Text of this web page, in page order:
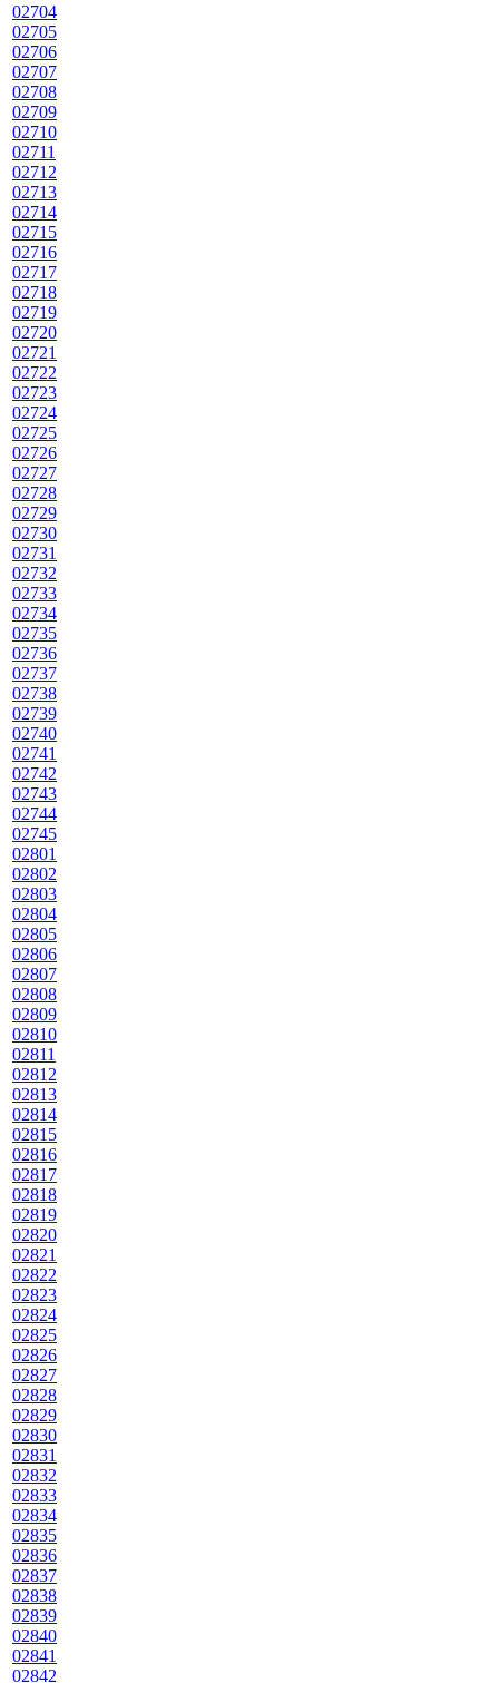
02704
02705
02706
02707
02708
02709
02710
02711
02712
02713
02714
02715
02716
02717
02718
02719
02720
02721
02722
02723
02724
02725
02726
02727
02728
02729
02730
02731
02732
02733
02734
02735
02736
02737
02738
02739
02740
02741
02742
02743
02744
02745
02801
02802
02803
02804
02805
02806
02807
02808
02809
02810
02811
02812
02813
02814
02815
02816
02817
02818
02819
02820
02821
02822
02823
02824
02825
02826
02827
02828
02829
02830
02831
02832
02833
02834
02835
02836
02837
02838
02839
02840
02841
02842